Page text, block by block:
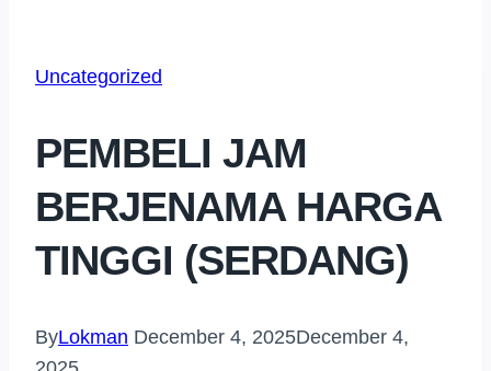
Uncategorized
PEMBELI JAM
BERJENAMA HARGA
TINGGI (SERDANG)
ByLokman December 4, 2025December 4,